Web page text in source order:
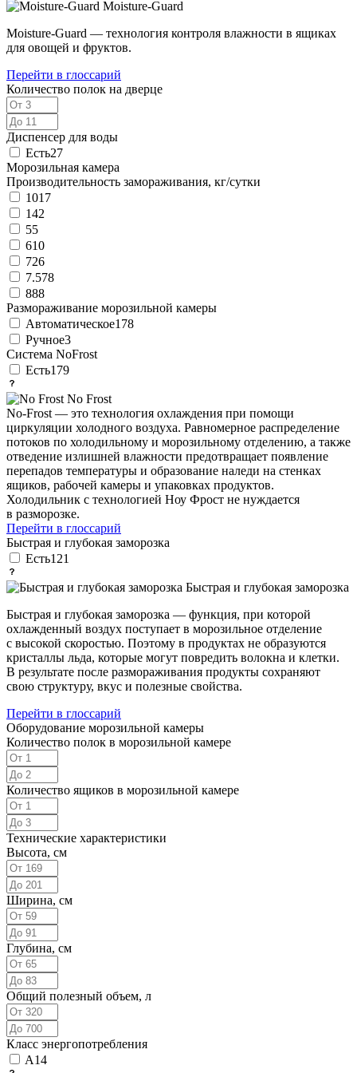
Moisture-Guard
Moisture-Guard — технология контроля влажности в ящиках
для овощей и фруктов.
Перейти в глоссарий
Количество полок на дверце
Диспенсер для воды
Есть27
Морозильная камера
Производительность замораживания, кг/сутки
1017
142
55
610
726
7.578
888
Размораживание морозильной камеры
Автоматическое178
Ручное3
Система NoFrost
Есть179
No Frost
No-Frost — это технология охлаждения при помощи
циркуляции холодного воздуха. Равномерное распределение
потоков по холодильному и морозильному отделению, а также
отведение излишней влажности предотвращает появление
перепадов температуры и образование наледи на стенках
ящиков, рабочей камеры и упаковках продуктов.
Холодильник с технологией Ноу Фрост не нуждается
в разморозке.
Перейти в глоссарий
Быстрая и глубокая заморозка
Есть121
Быстрая и глубокая заморозка
Быстрая и глубокая заморозка — функция, при которой
охлажденный воздух поступает в морозильное отделение
с высокой скоростью. Поэтому в продуктах не образуются
кристаллы льда, которые могут повредить волокна и клетки.
В результате после размораживания продукты сохраняют
свою структуру, вкус и полезные свойства.
Перейти в глоссарий
Оборудование морозильной камеры
Количество полок в морозильной камере
Количество ящиков в морозильной камере
Технические характеристики
Высота, см
Ширина, см
Глубина, см
Общий полезный объем, л
Класс энергопотребления
A14